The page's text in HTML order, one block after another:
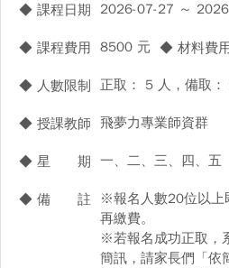
◆ 課程日期 2026-07-27 ～
◆ 課程費用 8500 元 ◆ 材料費用
◆ 人數限制 正取： 5 人，備取：
◆ 授課教師 飛夢力專業師資群
◆ 星 期 一、二、三、四、五
◆ 備 註
※報名人數20位以上
再繳費。
※若報名成功正取，
簡訊，請家長們「依